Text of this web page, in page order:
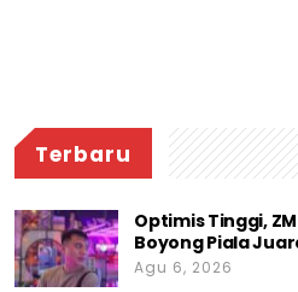
Terbaru
Optimis Tinggi,
Boyong Piala
Agu 6, 2026